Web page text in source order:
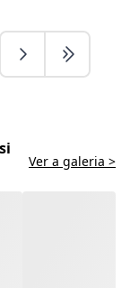
Ver a galeria >